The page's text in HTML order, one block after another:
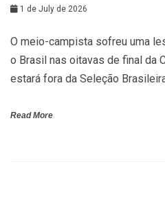
1 de July de 2026
O meio-campista sofreu uma
o Brasil nas oitavas de final da
estará fora da Seleção
Read More